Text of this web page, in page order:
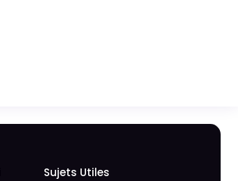
Sujets Utiles